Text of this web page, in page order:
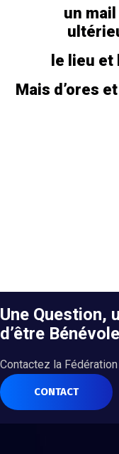
un
le lieu et
Mais d’ores
Une Question,
d’être
Contactez la
CONTACT